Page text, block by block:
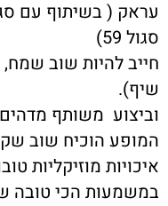
סגול 59)
חייב להיות שוב
שיף).
וביצוע משותף
המופע הוכיח שוב
איכויות מוזיקליות
במשמעות הכי טובה